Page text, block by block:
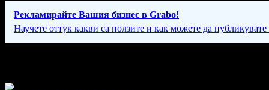
Рекламирайте Вашия бизнес в Grabo!
Научете оттук какви са ползите и как можете да публикувате